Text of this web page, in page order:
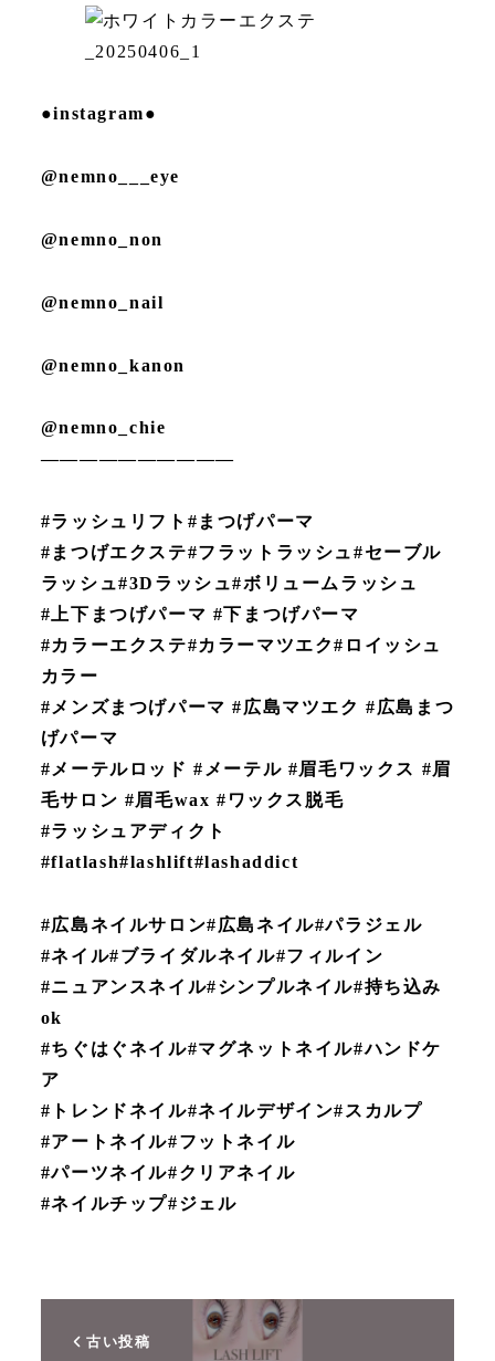
●instagram●
@nemno___eye
@nemno_non
@nemno_nail
@nemno_kanon
@nemno_chie
——————————
#ラッシュリフト#まつげパーマ
#まつげエクステ#フラットラッシュ#セーブル
ラッシュ#3Dラッシュ#ボリュームラッシュ
#上下まつげパーマ #下まつげパーマ
#カラーエクステ#カラーマツエク#ロイッシュ
カラー
#メンズまつげパーマ #広島マツエク #広島まつ
げパーマ
#メーテルロッド #メーテル #眉毛ワックス #眉
毛サロン #眉毛wax #ワックス脱毛
#ラッシュアディクト
#flatlash#lashlift#lashaddict
#広島ネイルサロン#広島ネイル#パラジェル
#ネイル#ブライダルネイル#フィルイン
#ニュアンスネイル#シンプルネイル#持ち込み
ok
#ちぐはぐネイル#マグネットネイル#ハンドケ
ア
#トレンドネイル#ネイルデザイン#スカルプ
#アートネイル#フットネイル
#パーツネイル#クリアネイル
#ネイルチップ#ジェル
古い投稿